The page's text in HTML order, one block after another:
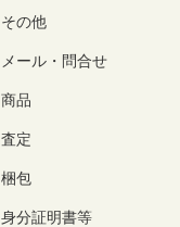
その他
メール・問合せ
商品
査定
梱包
身分証明書等